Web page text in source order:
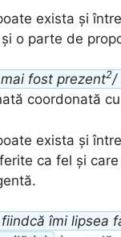
exista și
o parte de
fost prezent2/
coordonată cu
exista și
ca fel și
îmi lipsea